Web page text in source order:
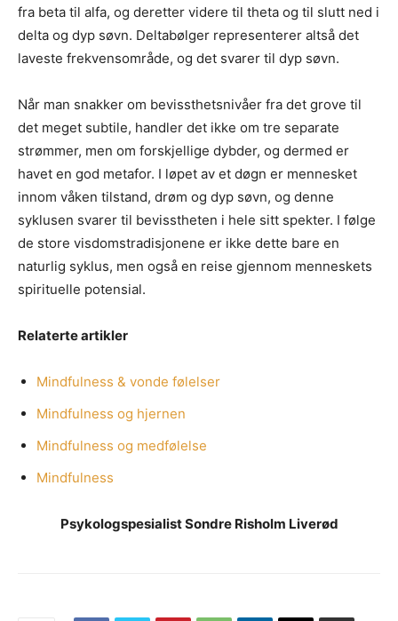
fra beta til alfa, og deretter videre til theta og til slutt ned i
delta og dyp søvn. Deltabølger representerer altså det
laveste frekvensområde, og det svarer til dyp søvn.
Når man snakker om bevissthetsnivåer fra det grove til
det meget subtile, handler det ikke om tre separate
strømmer, men om forskjellige dybder, og dermed er
havet en god metafor. I løpet av et døgn er mennesket
innom våken tilstand, drøm og dyp søvn, og denne
syklusen svarer til bevisstheten i hele sitt spekter. I følge
de store visdomstradisjonene er ikke dette bare en
naturlig syklus, men også en reise gjennom menneskets
spirituelle potensial.
Relaterte artikler
Mindfulness & vonde følelser
Mindfulness og hjernen
Mindfulness og medfølelse
Mindfulness
Psykologspesialist Sondre Risholm Liverød